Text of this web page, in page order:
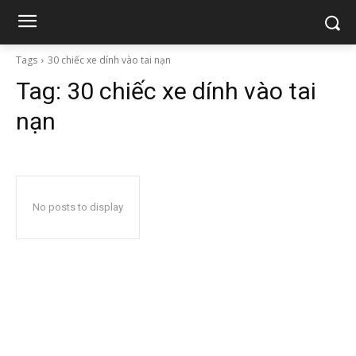
Tags 30 chiếc xe dính vào tai nạn
Tag: 30 chiếc xe dính vào tai
nạn
No posts to display